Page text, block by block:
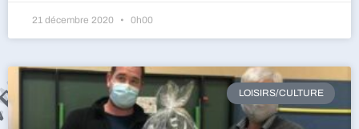
21 décembre 2020 0h00
LOISIRS/CULTURE